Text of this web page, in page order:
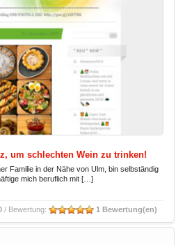
um schlechten Wein zu trinken!
Familie in der Nähe von Ulm, bin selbständig
mich beruflich mit […]
/ Bewertung: 1 Bewertung(en)